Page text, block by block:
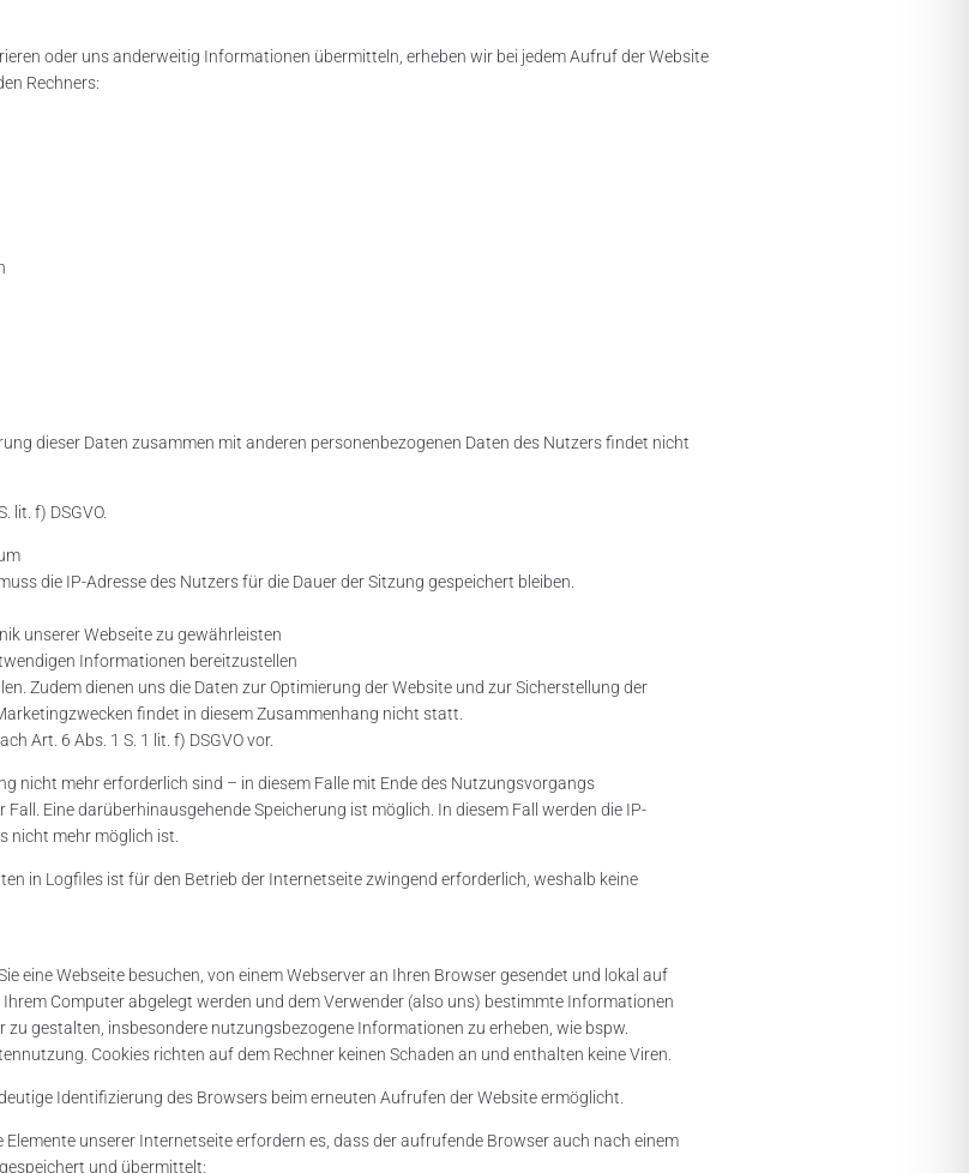
oder uns anderweitig Informationen übermitteln, erheben wir bei jedem Aufruf der Website
Rechners:
dieser Daten zusammen mit anderen personenbezogenen Daten des Nutzers findet nicht
lit. f) DSGVO.
die IP-Adresse des Nutzers für die Dauer der Sitzung gespeichert bleiben.
unserer Webseite zu gewährleisten
Informationen bereitzustellen
Zudem dienen uns die Daten zur Optimierung der Website und zur Sicherstellung der
findet in diesem Zusammenhang nicht statt.
Art. 6 Abs. 1 S. 1 lit. f) DSGVO vor.
nicht mehr erforderlich sind – in diesem Falle mit Ende des Nutzungsvorgangs
Eine darüberhinausgehende Speicherung ist möglich. In diesem Fall werden die IP-
nicht mehr möglich ist.
in Logfiles ist für den Betrieb der Internetseite zwingend erforderlich, weshalb keine
eine Webseite besuchen, von einem Webserver an Ihren Browser gesendet und lokal auf
Computer abgelegt werden und dem Verwender (also uns) bestimmte Informationen
gestalten, insbesondere nutzungsbezogene Informationen zu erheben, wie bspw.
Cookies richten auf dem Rechner keinen Schaden an und enthalten keine Viren.
Identifizierung des Browsers beim erneuten Aufrufen der Website ermöglicht.
unserer Internetseite erfordern es, dass der aufrufende Browser auch nach einem
und übermittelt: